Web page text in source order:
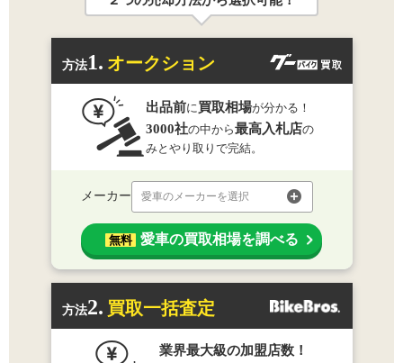
方法1. オークション
出品前に 買取相場が分かる！
3000社の中から最高入札店の
みとやり取りで完結。
メーカー 愛車のメーカーを選択
無料 愛車の買取相場を調べる
方法2. 買取一括査定
業界最大級の加盟店数！